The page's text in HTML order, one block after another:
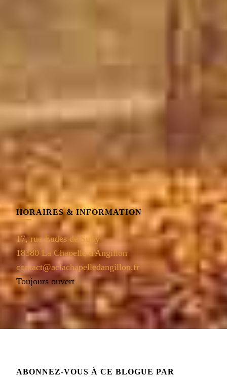
HORAIRES & INFORMATION
17, rue Eudes de Sully
18380 La Chapelle d'Angillon
contact@aclachapelledangillon.fr
Toujours ouvert
ABONNEZ-VOUS À CE BLOGUE PAR